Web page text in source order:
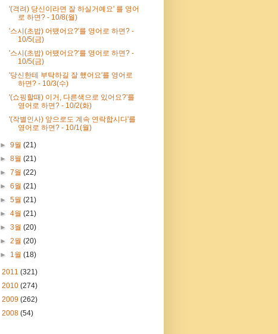
'(격려) 당신이라면 잘 하실거예요' 를 영어
로 하면? - 10/8(월)
'스시(초밥) 어땠어요?'를 영어로 하면? -
10/5(금)
'스시(초밥) 어땠어요?'를 영어로 하면? -
10/5(금)
'당신한테 부탁하길 잘 했어요'를 영어로
하면? - 10/3(수)
'(쇼핑할때) 이거, 다른색으로 있어요?'를
영어로 하면? - 10/2(화)
'(작별인사) 앞으로도 계속 연락합시다'를
영어로 하면? - 10/1(월)
►9월(21)
►8월(21)
►7월(22)
►6월(21)
►5월(21)
►4월(21)
►3월(20)
►2월(20)
► 1월(18)
2011 (321)
2010 (274)
2009 (262)
2008 (54)